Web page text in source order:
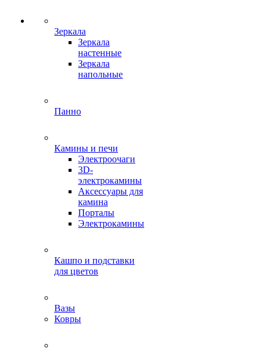
Зеркала
Зеркала
настенные
Зеркала
напольные
Панно
Камины и печи
Электроочаги
3D-
электрокамины
Аксессуары для
камина
Порталы
Электрокамины
Кашпо и подставки
для цветов
Вазы
Ковры